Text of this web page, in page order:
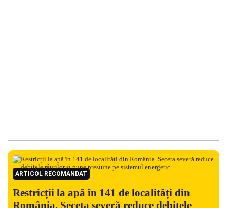
ARTICOL RECOMANDAT
Restricții la apă în 141 de localități din
România. Seceta severă reduce debitele